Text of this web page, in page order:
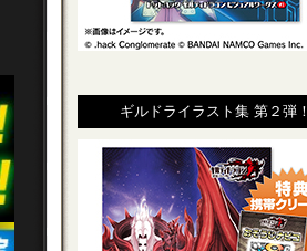
ギルドライラスト集 第２弾！